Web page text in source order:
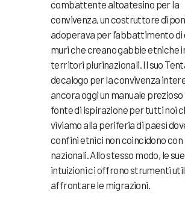
combattente altoatesino per la
convivenza, un costruttore di
adoperava per l’abbattimento di
muri che creano gabbie etniche
territori plurinazionali. Il suo
decalogo per la convivenza
ancora oggi un manuale prezioso
fonte di ispirazione per tutti noi
viviamo alla periferia di paesi
confini etnici non coincidono con
nazionali. Allo stesso modo, le sue
intuizioni ci offrono strumenti
affrontare le migrazioni.